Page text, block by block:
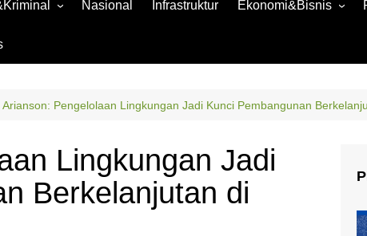
Nasional Infrastruktur Ekonomi&Bisnis
Ekonomi
Arianson: Pengelolaan Lingkungan Jadi Kunci Pembangunan
Lingkungan Jadi
Berkelanjutan di